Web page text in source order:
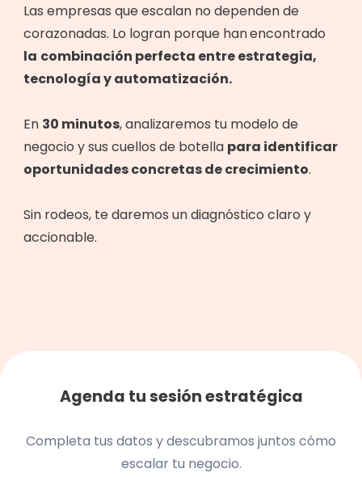
Las empresas que escalan no dependen de
corazonadas. Lo logran porque hanencontrado
la combinación perfecta entre estrategia,
tecnología y automatización.
En 30 minutos, analizaremos tu modelo de
negocio y sus cuellos de botella para identificar
oportunidades concretas de crecimiento.
Sin rodeos, te daremos un diagnóstico claro y
accionable.
Agenda tu sesión estratégica
Completa tus datos y descubramos juntos cómo
escalar tu negocio.